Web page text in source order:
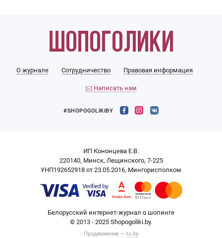
О журнале Сотрудничество Правовая информация
Написать нам
#SHOPOGOLIKIBY
ИП Кононцева Е.В.
220140, Минск, Лещинского, 7-225
УНП192652918 от 23.05.2016, Мингорисполком
Белорусский интернет-журнал о шопинге
© 2013 - 2025 Shopogoliki.by.
Продвижение — tu.by